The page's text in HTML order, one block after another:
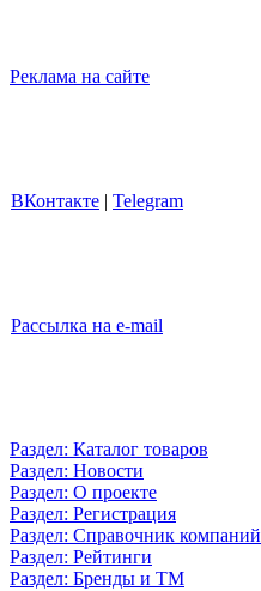
Реклама на сайте
ВКонтакте | Telegram
Рассылка на e-mail
Раздел: Каталог товаров
Раздел: Новости
Раздел: О проекте
Раздел: Регистрация
Раздел: Справочник компаний
Раздел: Рейтинги
Раздел: Бренды и ТМ